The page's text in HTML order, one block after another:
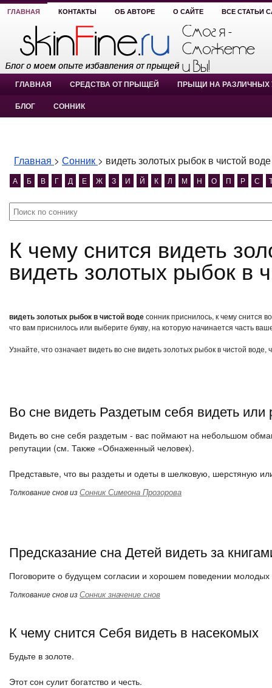
ГЛАВНАЯ КОНТАКТЫ ОБ АВТОРЕ О САЙТЕ ВСЕ СТАТЬИ
ГЛАВНАЯ СРЕДСТВА ОТ ПРЫЩЕЙ ПРЫЩИ НА РАЗЛИЧНЫХ
БЛОГ СОННИК
Главная > Сонник > видеть золотых рыбок в чистой воде
А Б В Г Д Е Ж З И Й К Л М Н О П Р С
К чему снится видеть золотых рыбок в чистой воде?
видеть золотых рыбок в
видеть золотых рыбок в чистой водесонник приснилось, к чему снится
что вам приснилось или выберите букву, на которую начинается часть
Узнайте, что означает видеть во сне видеть золотых рыбок в чистой
Во сне видеть Раздетым себя видеть или
Видеть во сне себя раздетым - вас поймают на небольшом
репутации (см. Также «Обнаженный человек).
Представьте, что вы раздеты и одеты в шелковую, шерстяную
Толкование снов изСонник Симеона Прозорова
Предсказание сна Детей видеть за
Поговорите о будущем согласии и хорошем поведении
Толкование снов изСонник значение снов
К чему снится Себя видеть в насекомых
Будьте в золоте.
Этот сон сулит богатство и честь.